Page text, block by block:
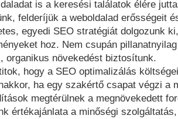
is a keresési találatok élére
felderíjük a weboldalad erősségeit
egyedi SEO stratégiát dolgozunk
hoz. Nem csupán
organikus növekedést biztosítunk.
hogy a SEO optimalizálás
ha egy szakértő csapat végzi a
megtérülnek a megnövekedett
értékajánlata a minőségi